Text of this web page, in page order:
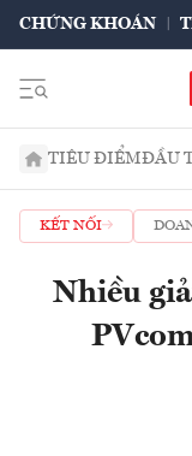
CHỨNG KHOÁN
TIÊU ĐIỂMĐẦU
KẾT NỐI
Nhiều